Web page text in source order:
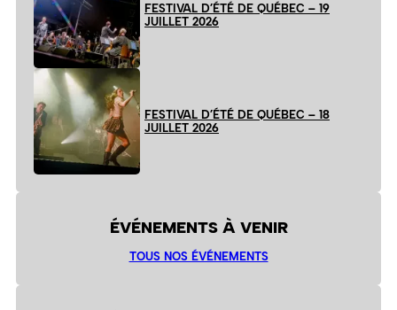
FESTIVAL D’ÉTÉ DE QUÉBEC – 19
JUILLET 2026
FESTIVAL D’ÉTÉ DE QUÉBEC – 18
JUILLET 2026
ÉVÉNEMENTS À VENIR
TOUS NOS ÉVÉNEMENTS